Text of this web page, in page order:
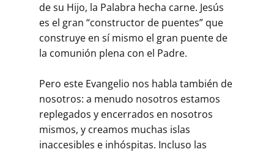
de su Hijo, la Palabra hecha carne. Jesús
es el gran “constructor de puentes” que
construye en sí mismo el gran puente de
la comunión plena con el Padre.
Pero este Evangelio nos habla también de
nosotros: a menudo nosotros estamos
replegados y encerrados en nosotros
mismos, y creamos muchas islas
inaccesibles e inhóspitas. Incluso las